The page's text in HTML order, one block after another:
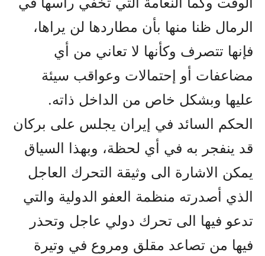
الرمال ظنا منها بأن مطاردها لن يراها،
فإنها تتصرف وکأنها لا تعاني من أي
مضاعفات أو إحتمالات وعواقب سيئة
عليها وبشکل خاص من الداخل ذاته.
الحکم السائد في إيران يجلس على برکان
قد ينفجر به في أي لحظة، وبهذا السياق
يمکن الاشارة الى وثيقة التحرك العاجل
الذي أصدرته منظمة العفو الدولية والتي
تدعو فيها الى تحرك دولي عاجل وتحذر
فيها من تصاعد مقلق ومروع في وتيرة